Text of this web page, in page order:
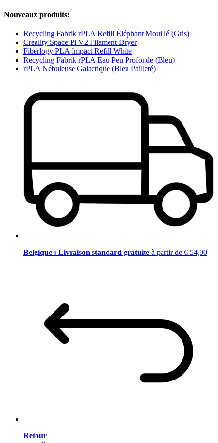
Nouveaux produits:
Recycling Fabrik rPLA Refill Éléphant Mouillé (Gris)
Creality Space Pi V2 Filament Dryer
Fiberlogy PLA Impact Refill White
Recycling Fabrik rPLA Eau Peu Profonde (Bleu)
rPLA Nébuleuse Galactique (Bleu Pailleté)
Belgique : Livraison standard gratuite à partir de € 54,90
Retour